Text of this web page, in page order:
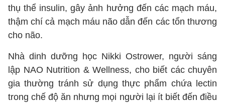
thụ thể insulin, gây ảnh hưởng đến các mạch máu,
thậm chí cả mạch máu não dẫn đến các tổn thương
cho não.
Nhà dinh dưỡng học Nikki Ostrower, người sáng
lập NAO Nutrition & Wellness, cho biết các chuyên
gia thường tránh sử dụng thực phẩm chứa lectin
trong chế độ ăn nhưng mọi người lại ít biết đến điều